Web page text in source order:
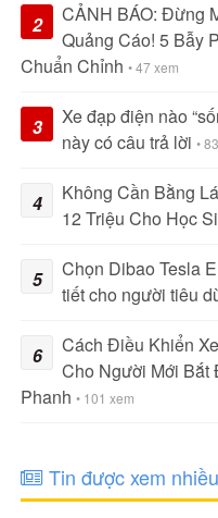
2
CẢNH BÁO: Đừng
Quảng Cáo! 5 Bẫy
Chuẩn Chỉnh • 47 xem
3
Xe đạp điện nào
này có câu trả lời •
4
Không Cần Bằng
12 Triệu Cho Học
5
Chọn Dibao Tesla
tiết cho người tiêu
6
Cách Điều Khiển
Cho Người Mới
Phanh • 101 xem
Tin được xem nhiều